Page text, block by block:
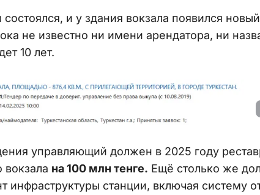
состоялся, и у здания вокзала появился
не известно ни имени арендатора, ни
10 лет.
управляющий должен в 2025 году
на 100 млн тенге. Ещё столько же
инфраструктуры станции, включая систему